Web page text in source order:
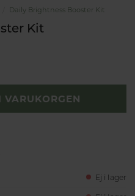
Daily Brightness Booster Kit
Kit
VARUKORGEN
Ej i lager